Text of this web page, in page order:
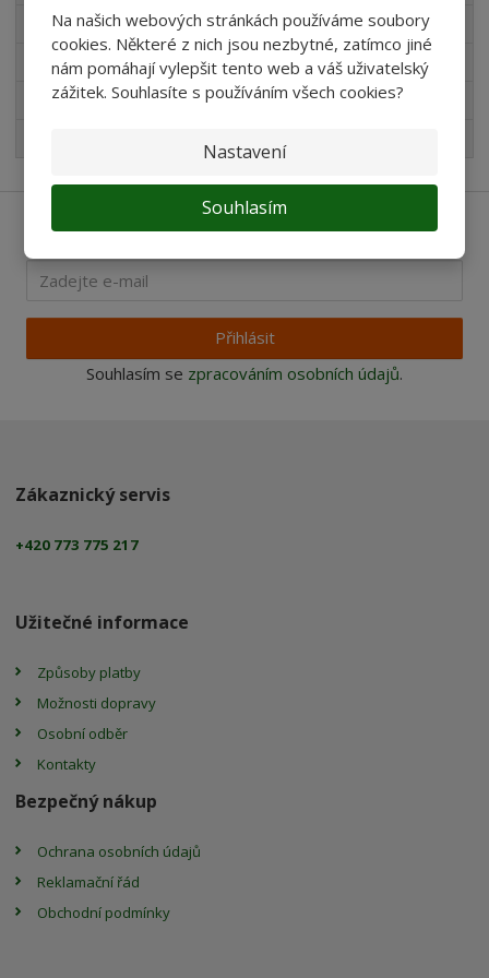
Na našich webových stránkách používáme soubory
cookies. Některé z nich jsou nezbytné, zatímco jiné
nám pomáhají vylepšit tento web a váš uživatelský
zážitek. Souhlasíte s používáním všech cookies?
Nastavení
Souhlasím
Novinky v sortimentu
Produkty pro akvaristy
Pro děti
Ať vám nic neunikne
Přihlásit
Souhlasím se zpracováním osobních údajů.
Zákaznický servis
+420 773 775 217
Užitečné informace
Způsoby platby
Možnosti dopravy
Osobní odběr
Kontakty
Bezpečný nákup
Ochrana osobních údajů
Reklamační řád
Obchodní podmínky